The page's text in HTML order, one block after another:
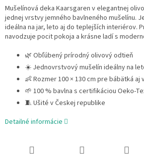
Mušelínová deka Kaarsgaren v elegantnej
jednej vrstvy jemného bavlneného mušelínu.
ideálna na jar, leto aj do teplejších interiérov.
navodzuje pocit pokoja a krásne ladí s
🌿 Obľúbený prírodný olivový odtieň
☀️ Jednovrstvový mušelín ideálny na
👶 Rozmer 100 × 130 cm pre bábätká aj
🌱 100 % bavlna s certifikáciou Oeko-
🧵 Ušité v Českej republike
Detailné informácie